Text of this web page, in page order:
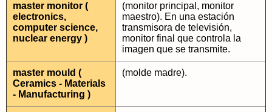
master monitor (
electronics,
computer science,
nuclear energy )
(monitor principal, monitor
maestro). En una estación
transmisora de televisión,
monitor final que controla la
imagen que se transmite.
master mould (
Ceramics - Materials
- Manufacturing )
(molde madre).